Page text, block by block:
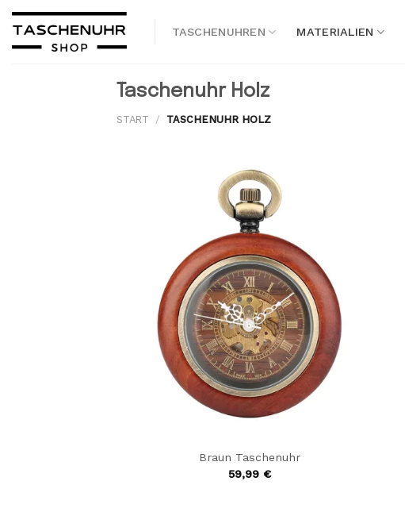
Skip
content
TASCHENUHREN MATERIALIEN
Taschenuhr Holz
START / TASCHENUHR HOLZ
Braun Taschenuhr
59,99 €